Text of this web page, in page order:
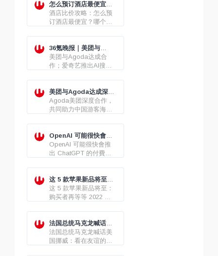
怎么预订酒店最便宜？
哪个平台（App/网站）
订酒店最划算？
酒店比价攻略：怎么预
订酒店最便宜？哪个平
36氪晚报｜美团与
Agoda达成合作
美团与Agoda达成合
作；爱奇艺推出AI搜
已投入10亿美元
美团与Agoda达成深度
合作，共助出境游“又好
又省”
Agoda美团深度合作，
共同助力中国游客海外
OpenAI 可能很快會推
出 ChatGPT 的付費版
本
OpenAI 可能很快會推
出 ChatGPT 的付費版
这 5 款苹果新品将至：
购买者再等等
这 5 款苹果新品将至：
购买者再等等 2022 款
MacBook Pro...
法国总统马克龙喊话美
国挪威：看在友谊的份
上，不能让欧洲付4倍的
法国总统马克龙喊话美
国挪威：看在友谊的份